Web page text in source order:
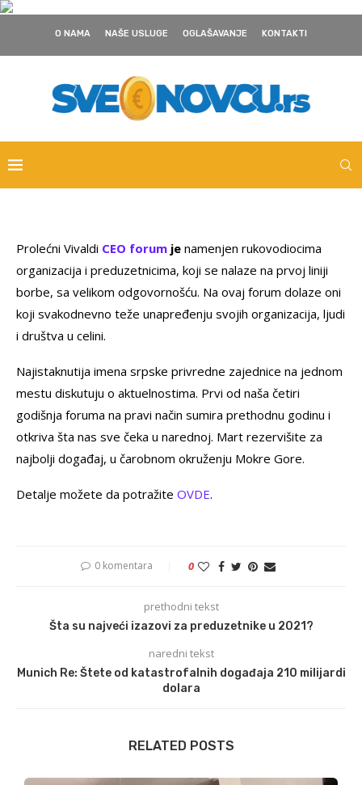
O NAMA NAŠE USLUGE OGLAŠAVANJE KONTAKTI
Prolećni Vivaldi CEO forum je namenjen rukovodiocima
organizacija i preduzetnicima, koji se nalaze na prvoj liniji
borbe, sa velikom odgovornošću. Na ovaj forum dolaze oni
koji svakodnevno teže unapređenju svojih organizacija, ljudi
i društva u celini.
Najistaknutija imena srpske privredne zajednice na jednom
mestu diskutuju o aktuelnostima. Prvi od naša četiri
godišnja foruma na pravi način sumira prethodnu godinu i
otkriva šta nas sve čeka u narednoj. Mart rezervišite za
najbolji događaj, u čarobnom okruženju Mokre Gore.
Detalje možete da potražite OVDE.
0 komentara 0
prethodni tekst
Šta su najveći izazovi za preduzetnike u 2021?
naredni tekst
Munich Re: Štete od katastrofalnih događaja 210 milijardi
dolara
RELATED POSTS